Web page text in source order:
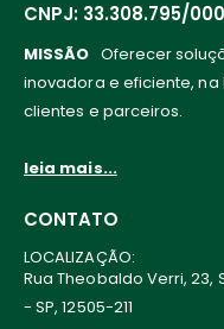
CNPJ: 33.308.795/
MISSÃO Oferecer
inovadora e eficiente,
clientes e parceiros.
leia mais...
CONTATO
LOCALIZAÇÃO:
Rua Theobaldo Verri, 23,
- SP, 12505-211